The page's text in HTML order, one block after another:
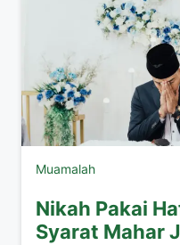
Muamalah
Nikah Pakai
Syarat Mahar